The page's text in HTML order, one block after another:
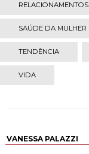
RELACIONAMENTOS
SAÚDE DA MULHER
TENDÊNCIA
VIDA
VANESSA PALAZZI